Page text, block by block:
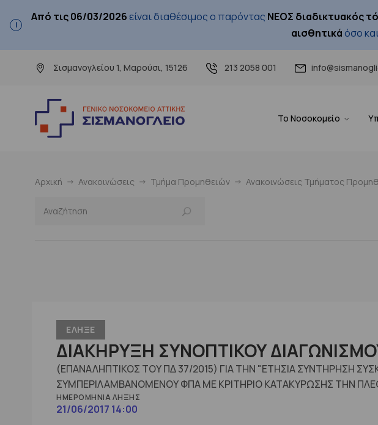
Από τις 06/03/2026 είναι διαθέσιμος ο παρόντας ΝΕΟΣ διαδικτυακός
αισθητικάόσο
Σισμανογλείου 1, Μαρούσι, 15126 213 2058 001
Το Νοσοκομείο
Αρχική Ανακοινώσεις Τμήμα Προμηθειών Ανακοινώσεις Τμήματος
ΕΛΗΞΕ
ΔΙΑΚΗΡΥΞΗ ΣΥΝΟΠΤΙΚΟΥ
(ΕΠΑΝΑΛΗΠΤΙΚΟΣ ΤΟΥ ΠΔ 37/2015) ΓΙΑ ΤΗΝ "ΕΤΗΣΙΑ ΣΥΝΤΗΡΗΣΗ
ΣΥΜΠΕΡΙΛΑΜΒΑΝΟΜΕΝΟΥ ΦΠΑ ΜΕ ΚΡΙΤΗΡΙΟ ΚΑΤΑΚΥΡΩΣΗΣ ΤΗΝ
ΗΜΕΡΟΜΗΝΊΑ ΛΉΞΗΣ
21/06/2017 14:00